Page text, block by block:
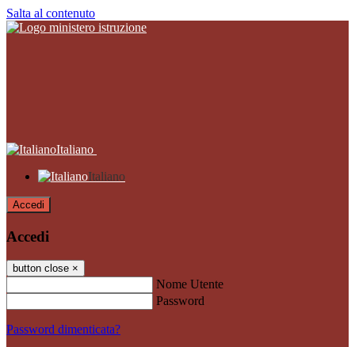
Salta al contenuto
Italiano
Italiano
Accedi
Accedi
button close ×
Nome Utente
Password
Password dimenticata?